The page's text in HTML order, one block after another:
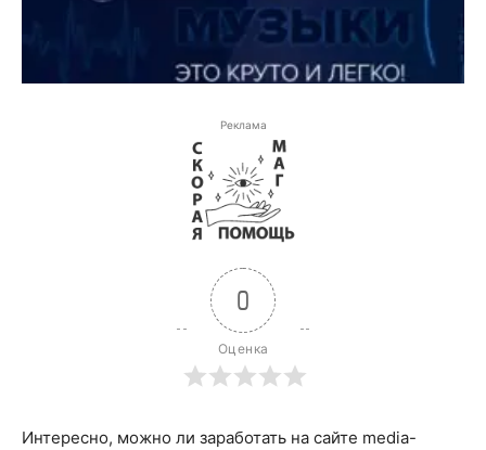
Реклама
0
Оценка
Интересно, можно ли заработать на сайте media-